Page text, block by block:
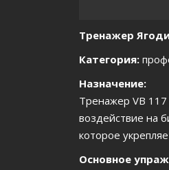
Тренажер
Категория:
Назначение:
Тренажер VB
воздействие на
которое
Основное